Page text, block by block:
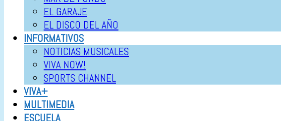
EL GARAJE
EL DISCO DEL AÑO
INFORMATIVOS
NOTICIAS MUSICALES
VIVA NOW!
SPORTS CHANNEL
VIVA+
MULTIMEDIA
ESCUELA